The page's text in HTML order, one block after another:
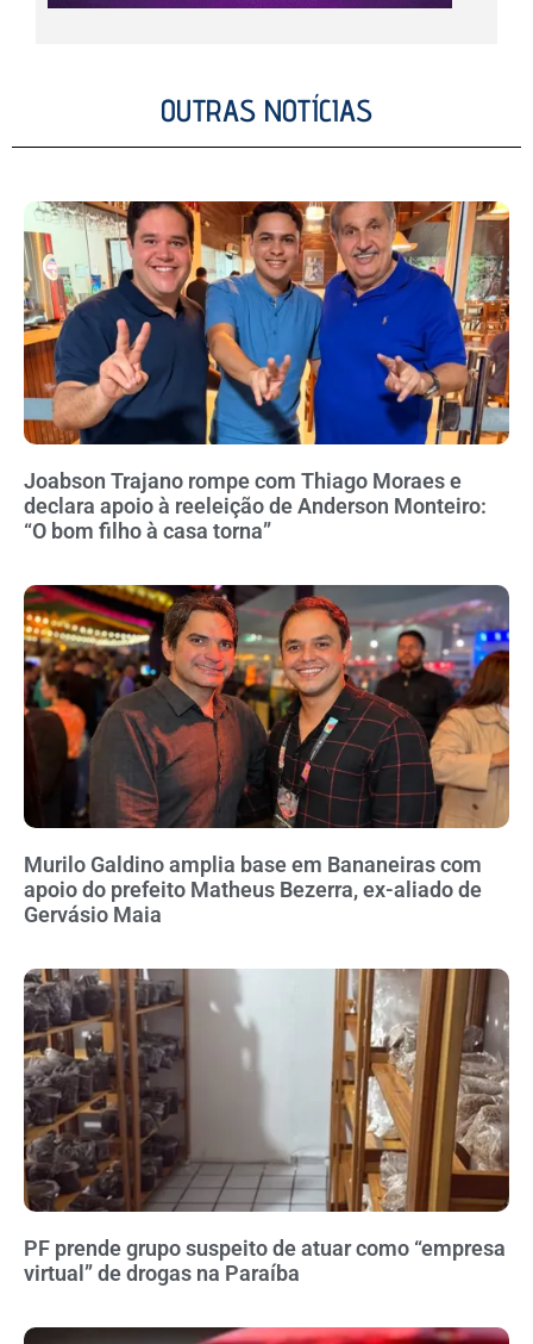
OUTRAS NOTÍCIAS
Joabson Trajano rompe com Thiago Moraes e
declara apoio à reeleição de Anderson Monteiro:
“O bom filho à casa torna”
Murilo Galdino amplia base em Bananeiras com
apoio do prefeito Matheus Bezerra, ex-aliado de
Gervásio Maia
PF prende grupo suspeito de atuar como “empresa
virtual” de drogas na Paraíba